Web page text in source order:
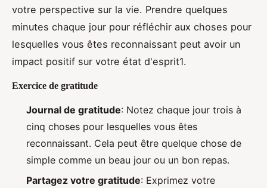
votre perspective sur la vie. Prendre quelques
minutes chaque jour pour réfléchir aux choses pour
lesquelles vous êtes reconnaissant peut avoir un
impact positif sur votre état d'esprit1.
Exercice de gratitude
Journal de gratitude: Notez chaque jour trois à
cinq choses pour lesquelles vous êtes
reconnaissant. Cela peut être quelque chose de
simple comme un beau jour ou un bon repas.
Partagez votre gratitude: Exprimez votre